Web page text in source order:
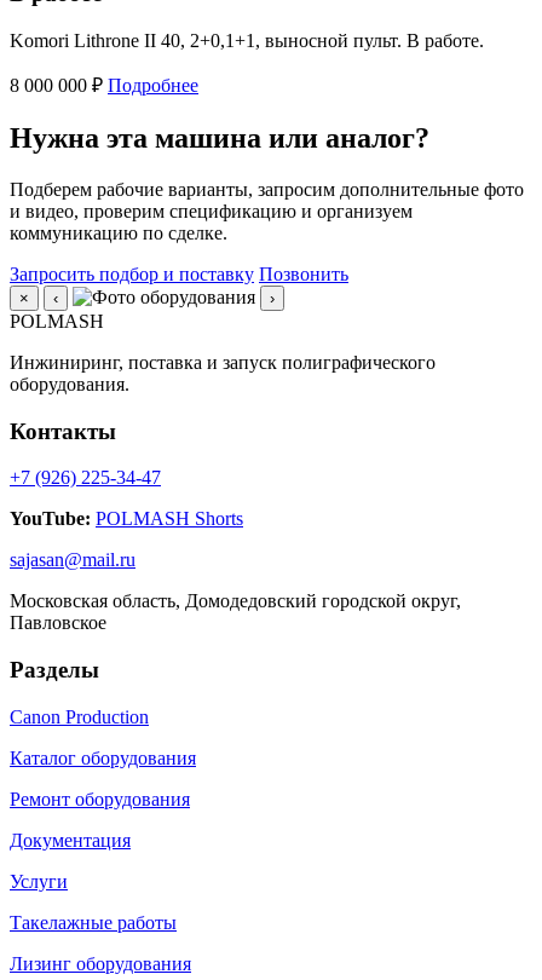
Komori Lithrone II 40, 2+0,1+1, выносной пульт. В работе.
8 000 000 ₽ Подробнее
Нужна эта машина или аналог?
Подберем рабочие варианты, запросим дополнительные фото
и видео, проверим спецификацию и организуем
коммуникацию по сделке.
Запросить подбор и поставку Позвонить
× ‹ ›
POLMASH
Инжиниринг, поставка и запуск полиграфического
оборудования.
Контакты
+7 (926) 225-34-47
YouTube: POLMASH Shorts
sajasan@mail.ru
Московская область, Домодедовский городской округ,
Павловское
Разделы
Canon Production
Каталог оборудования
Ремонт оборудования
Документация
Услуги
Такелажные работы
Лизинг оборудования